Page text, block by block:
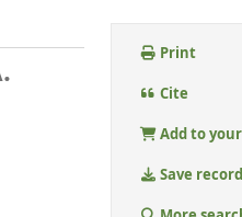
Print
Cite
Add to
Save record